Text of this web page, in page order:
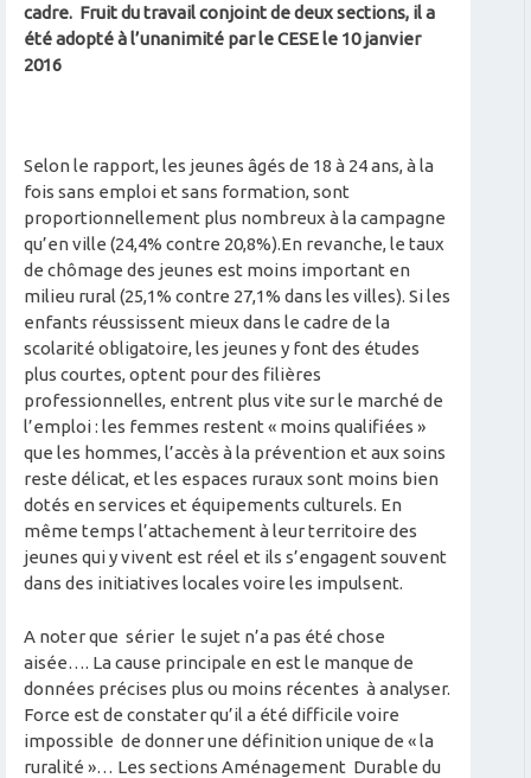
cadre. Fruit du travail conjoint de deux sections, il a
étéadopté àl’unanimité par le CESE le 10 janvier
2016
Selon le rapport, les jeunes âgés de 18 à 24 ans, à la
fois sans emploi et sans formation, sont
proportionnellement plus nombreux à la campagne
qu’en ville (24,4% contre 20,8%).En revanche, le taux
de chômage des jeunes est moins important en
milieu rural (25,1% contre 27,1% dans les villes). Si les
enfants réussissent mieux dans le cadre de la
scolarité obligatoire, les jeunes y font des études
plus courtes, optent pour des filières
professionnelles, entrent plus vite sur le marché de
l’emploi : les femmes restent « moins qualifiées »
que les hommes, l’accès à la prévention et aux soins
reste délicat, et les espaces ruraux sont moins bien
dotés en services et équipements culturels. En
même temps l’attachement à leur territoire des
jeunes qui y vivent est réel et ils s’engagent souvent
dans des initiatives locales voire les impulsent.
A noter que sérier le sujet n’a pas été chose
aisée…. La cause principale en est le manque de
données précises plus ou moins récentes à analyser.
Force est de constater qu’il a été difficile voire
impossible de donner une définition unique de « la
ruralité »… Les sections Aménagement Durable du